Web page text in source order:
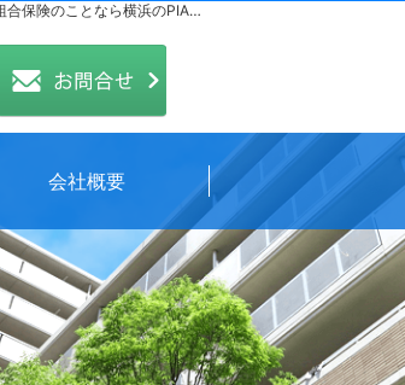
少数から1000戸越えのマンションまで対応！マンション管理組合保険のことなら横浜のPIA株式会社へ。
045-305-4133
営業時間10:00～18:00 定休日
会社概要